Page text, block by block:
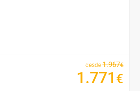
desde 1.967€
1 .771 €